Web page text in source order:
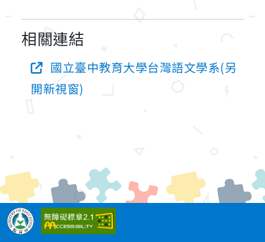
相關連結
國立臺中教育大學台灣語文學系(另
開新視窗)